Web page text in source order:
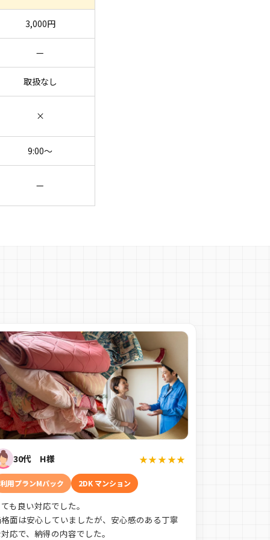
3,000円
—
取扱なし
×
9:00〜
—
30代 H様 ★★★★★
利用プランMパック 2DK マンション
も良い対応でした。
面は安心していましたが、安心感のある丁寧
応で、納得の内容でした。